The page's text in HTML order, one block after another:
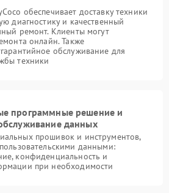
обеспечивает доставку техники
диагностику и качественный
ремонт. Клиенты могут
онлайн. Также
обслуживание для
техники
программные решение и
данных
прошивок и инструментов,
данными:
конфиденциальность и
при необходимости